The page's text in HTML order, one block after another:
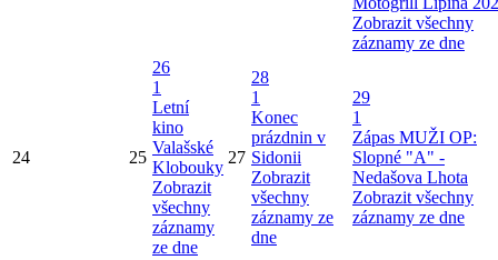
Zobrazit všechny
záznamy ze dne
24 25
26
1
Letní
kino
Valašské
Klobouky
Zobrazit
všechny
záznamy
ze dne
27
28
1
Konec
prázdnin v
Sidonii
Zobrazit
všechny
záznamy ze
dne
29
1
Zápas MUŽI OP:
Slopné "A" -
Nedašova Lhota
Zobrazit všechny
záznamy ze dne